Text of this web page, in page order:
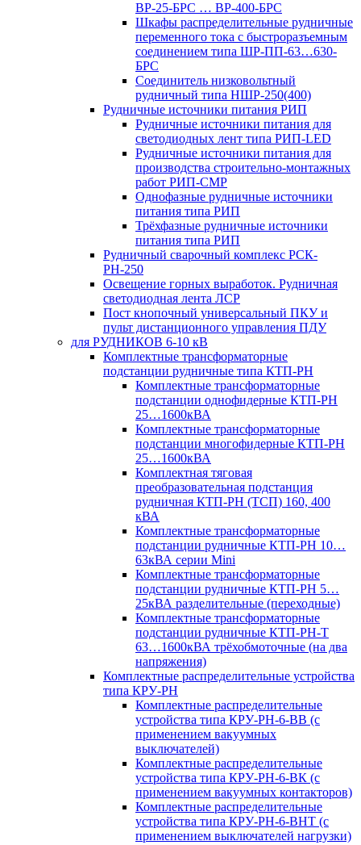
ВР-25-БРС … ВР-400-БРС
Шкафы распределительные рудничные
переменного тока с быстроразъемным
соединением типа ШР-ПП-63…630-
БРС
Соединитель низковольтный
рудничный типа НШР-250(400)
Рудничные источники питания РИП
Рудничные источники питания для
светодиодных лент типа РИП-LED
Рудничные источники питания для
производства строительно-монтажных
работ РИП-СМР
Однофазные рудничные источники
питания типа РИП
Трёхфазные рудничные источники
питания типа РИП
Рудничный сварочный комплекс РСК-
РН-250
Освещение горных выработок. Рудничная
светодиодная лента ЛСР
Пост кнопочный универсальный ПКУ и
пульт дистанционного управления ПДУ
для РУДНИКОВ 6-10 кВ
Комплектные трансформаторные
подстанции рудничные типа КТП-РН
Комплектные трансформаторные
подстанции однофидерные КТП-РН
25…1600кВА
Комплектные трансформаторные
подстанции многофидерные КТП-РН
25…1600кВА
Комплектная тяговая
преобразовательная подстанция
рудничная КТП-РН (ТСП) 160, 400
кВА
Комплектные трансформаторные
подстанции рудничные КТП-РН 10…
63кВА серии Mini
Комплектные трансформаторные
подстанции рудничные КТП-РН 5…
25кВА разделительные (переходные)
Комплектные трансформаторные
подстанции рудничные КТП-РН-Т
63…1600кВА трёхобмоточные (на два
напряжения)
Комплектные распределительные устройства
типа КРУ-РН
Комплектные распределительные
устройства типа КРУ-РН-6-ВВ (с
применением вакуумных
выключателей)
Комплектные распределительные
устройства типа КРУ-РН-6-ВК (с
применением вакуумных контакторов)
Комплектные распределительные
устройства типа КРУ-РН-6-ВНТ (с
применением выключателей нагрузки)